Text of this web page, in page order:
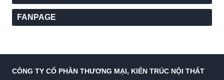
FANPAGE
CÔNG TY CỔ PHẦN THƯƠNG MẠI, KIẾN TRÚC NỘI THẤT